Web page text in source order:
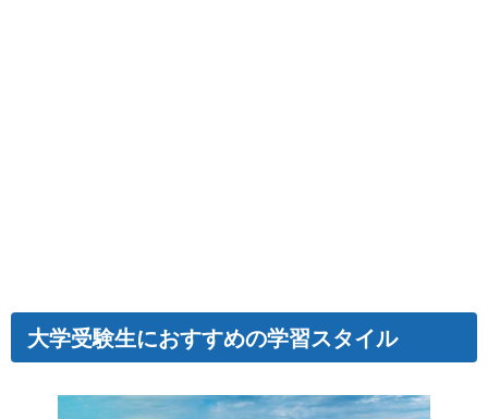
大学受験生におすすめの学習スタイル